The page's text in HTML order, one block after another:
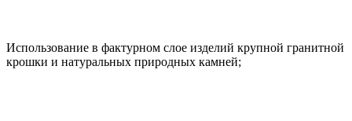
Использование в фактурном слое изделий крупной гранитной
крошки и натуральных природных камней;